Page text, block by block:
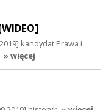
kandydat Prawa i
» więcej